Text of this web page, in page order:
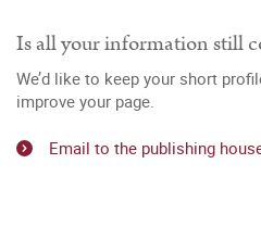
Is all your information still
We’d like to keep your short
improve your page.
Email to the publishing